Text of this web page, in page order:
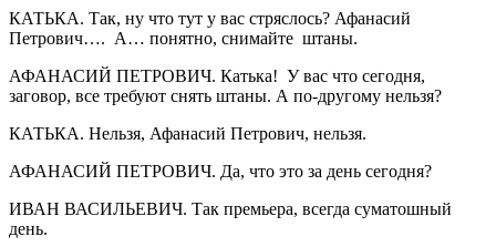
КАТЬКА. Так, ну что тут у вас стряслось? Афанасий
Петрович…. А… понятно, снимайте штаны.
АФАНАСИЙ ПЕТРОВИЧ. Катька! У вас что сегодня,
заговор, все требуют снять штаны. А по-другому нельзя?
КАТЬКА. Нельзя, Афанасий Петрович, нельзя.
АФАНАСИЙ ПЕТРОВИЧ. Да, что это за день сегодня?
ИВАН ВАСИЛЬЕВИЧ. Так премьера, всегда суматошный
день.